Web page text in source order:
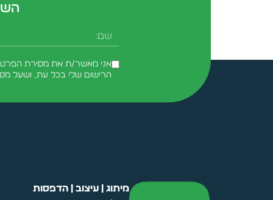
שם
אני מאשר/ת את מסירת
הרישום שלי בכל עת, ושעל
מיתוג | עיצוב | הדפסות